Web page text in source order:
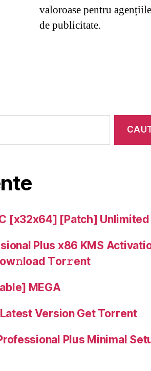
valoroase pentru
de publicitate.
[x32x64] [Patch] Unlimited
Plus x86 KMS
Tоr𝚛ent
MEGA
Version Gеt Torгеnt
Plus Minimal